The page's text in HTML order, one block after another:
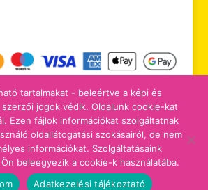
adomány/támogatás
tartalmakat - beleértve a képi és
jogok védik. Oldalunk cookie-kat
Ezen fájlok információkat szolgáltatnak
oldallátogatási szokásairól, de nem
információkat. Szolgáltatásaink
beleegyezik a cookie-k használatába.
Adatkezelési tájékoztató